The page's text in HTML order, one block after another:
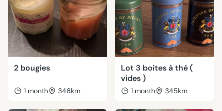
2 bougies
1 month 346km
Lot 3 boites à thé (
vides )
1 month 345km